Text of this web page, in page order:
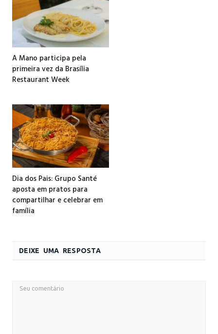
A Mano participa pela
primeira vez da Brasília
Restaurant Week
Dia dos Pais: Grupo Santé
aposta em pratos para
compartilhar e celebrar em
família
DEIXE UMA RESPOSTA